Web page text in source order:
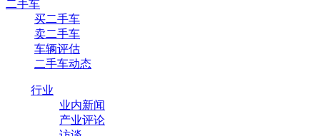
二手车
买二手车
卖二手车
车辆评估
二手车动态
行业
业内新闻
产业评论